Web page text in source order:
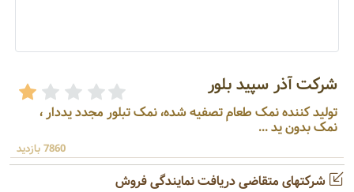
شرکت آذر سپید بلور
تولید کننده نمک طعام تصفیه شده، نمک تبلور مجدد یددار ،
نمک بدون ید ...
7860 بازدید
شرکتهای متقاضی دریافت نمایندگی فروش